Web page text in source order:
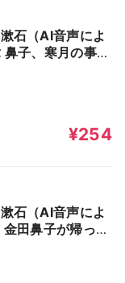
石（AI音声によ
子、寒月の事を
¥254
石（AI音声によ
田鼻子が帰った